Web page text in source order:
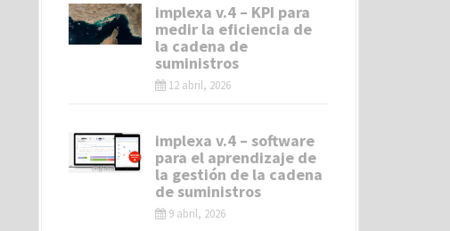
implexa v.4 – KPI para
medir la eficiencia de
la cadena de
suministros
12 abril, 2026
implexa v.4 – software
para el aprendizaje de
la gestión de la cadena
de suministros
9 abril, 2026